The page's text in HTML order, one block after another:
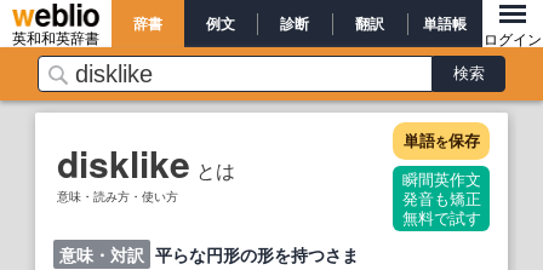
英和和英辞書
辞書 例文 診断 翻訳 単語帳
ログイン
disklike とは
意味・読み方・使い方
単語を保存
瞬間英作文
発音も矯正
無料で試す
意味・対訳 平らな円形の形を持つさま